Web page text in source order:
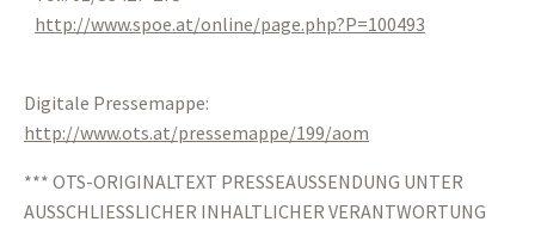
http://www.spoe.at/online/page.php?P=100493
Digitale Pressemappe:
http://www.ots.at/pressemappe/199/aom
*** OTS-ORIGINALTEXT PRESSEAUSSENDUNG UNTER
AUSSCHLIESSLICHER INHALTLICHER VERANTWORTUNG